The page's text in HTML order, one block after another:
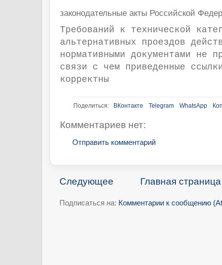
законодательные акты Российской
Требований к технической
альтернативных проездов
нормативными документами не
связи с чем приведенные
корректны
Поделиться: ВКонтакте Telegram WhatsApp
Комментариев нет:
Отправить комментарий
Следующее Главная страница
Подписаться на: Комментарии к сообщению